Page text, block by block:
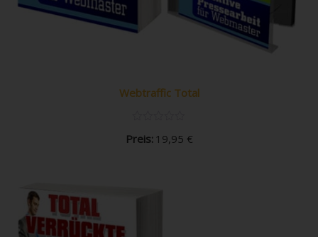
Webtraffic Total
Preis: 19,95 €